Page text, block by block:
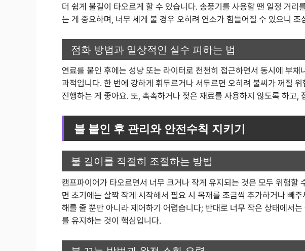
더 쉽게 불길이 타오르게 할 수 있습니다. 송풍기를 사용할 땐 일정 거리
는 게 중요하며, 너무 세게 불 경우 오히려 연소가 힘들어질 수 있으니 조
점화 방법과 일상적인 실수 피하는 법
연료를 붙인 후에는 성냥 또는 라이터로 천천히 접근하면서 동시에 부채
과적입니다. 한 번에 강하게 휘두르거나 서두르면 오히려 불씨가 꺼질
진행하는 게 좋아요. 또, 촉촉하거나 젖은 재료를 사용하지 않도록 하고,
불 붙인 후 관리와 안전수칙 지키기
불 길이를 적절히 조절하는 방법
캠프파이어가 타오르면서 너무 크거나 작게 유지되는 것은 모두 위험할
면 초기에는 살짝 작게 시작해서 필요 시 목재를 조금씩 추가하거나 빼
해를 줄 뿐만 아니라 제어하기 어렵습니다; 반대로 너무 작은 상태에서는
를 유지하는 것이 핵심입니다.